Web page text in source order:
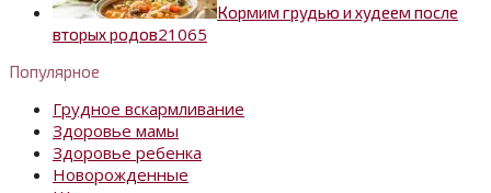
Кормим грудью и худеем после
вторых родов21065
Популярное
Грудное вскармливание
Здоровье мамы
Здоровье ребенка
Новорожденные